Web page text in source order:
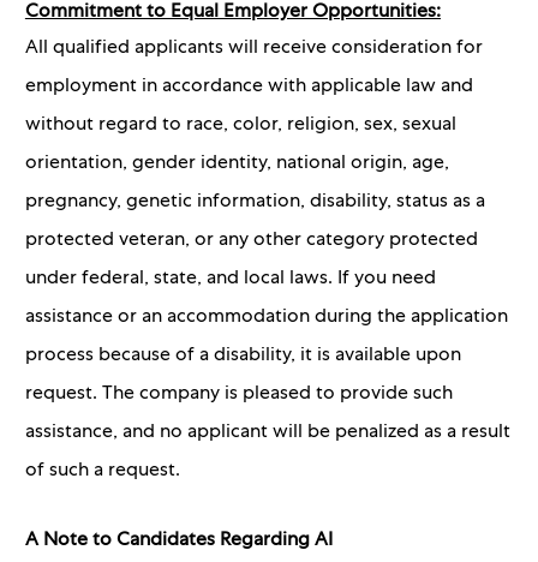
Commitment to Equal Employer Opportunities:
All qualified applicants will receive consideration for
employment in accordance with applicable law and
without regard to race, color, religion, sex, sexual
orientation, gender identity, national origin, age,
pregnancy, genetic information, disability, status as a
protected veteran, or any other category protected
under federal, state, and local laws. If you need
assistance or an accommodation during the application
process because of a disability, it is available upon
request. The company is pleased to provide such
assistance, and no applicant will be penalized as a result
of such a request.
A Note to Candidates Regarding AI